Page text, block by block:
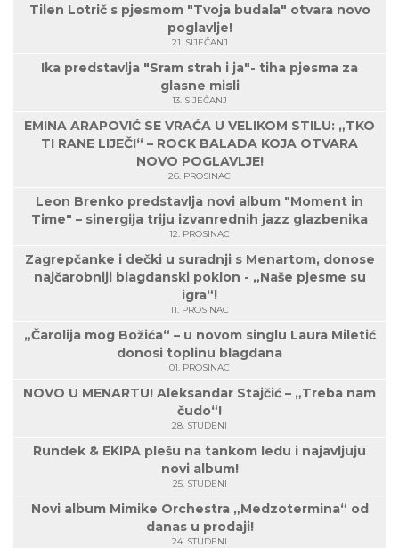
Tilen Lotrič s pjesmom "Tvoja budala" otvara novo
poglavlje!
21. SIJEČANJ
Ika predstavlja "Sram strah i ja"- tiha pjesma za
glasne misli
13. SIJEČANJ
EMINA ARAPOVIĆ SE VRAĆA U VELIKOM STILU: „TKO
TI RANE LIJEČI“ – ROCK BALADA KOJA OTVARA
NOVO POGLAVLJE!
26. PROSINAC
Leon Brenko predstavlja novi album "Moment in
Time" – sinergija triju izvanrednih jazz glazbenika
12. PROSINAC
Zagrepčanke i dečki u suradnji s Menartom, donose
najčarobniji blagdanski poklon - „Naše pjesme su
igra“!
11. PROSINAC
„Čarolija mog Božića“ – u novom singlu Laura Miletić
donosi toplinu blagdana
01. PROSINAC
NOVO U MENARTU! Aleksandar Stajčić – „Treba nam
čudo“!
28. STUDENI
Rundek & EKIPA plešu na tankom ledu i najavljuju
novi album!
25. STUDENI
Novi album Mimike Orchestra „Medzotermina“ od
danas u prodaji!
24. STUDENI